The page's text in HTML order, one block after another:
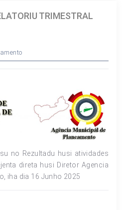
TRIMESTRAL
no Rezultadu husi atividades
direta husi Diretor Agencia
iha dia 16 Junho 2025